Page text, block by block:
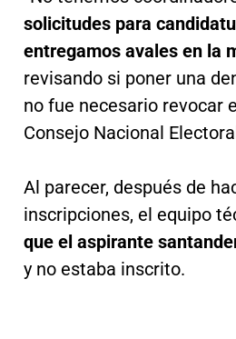
solicitudes para
entregamos avales en la
revisando si poner una
no fue necesario revocar
Consejo Nacional
Al parecer, después de
inscripciones, el equipo
que el aspirante
y no estaba inscrito.